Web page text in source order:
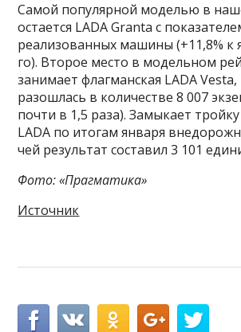
Самой популярной моделью в
остается LADA Granta с
реализованных машины (+11,8% к
го). Второе место в модельном
занимает флагманская LADA
разошлась в количестве 8 007
почти в 1,5 раза). Замыкает
LADA по итогам января
чей результат составил 3 101
Фото: «Прагматика»
Источник